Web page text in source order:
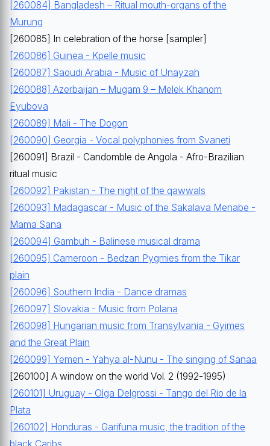
[260084] Bangladesh – Ritual mouth-organs of the
Murung
[260085] In celebration of the horse [sampler]
[260086] Guinea - Kpelle music
[260087] Saoudi Arabia - Music of Unayzah
[260088] Azerbaijan – Mugam 9 – Melek Khanom
Eyubova
[260089] Mali - The Dogon
[260090] Georgia - Vocal polyphonies from Svaneti
[260091] Brazil - Candomble de Angola - Afro-Brazilian
ritual music
[260092] Pakistan - The night of the qawwals
[260093] Madagascar - Music of the Sakalava Menabe -
Mama Sana
[260094] Gambuh - Balinese musical drama
[260095] Cameroon - Bedzan Pygmies from the Tikar
plain
[260096] Southern India - Dance dramas
[260097] Slovakia - Music from Polana
[260098] Hungarian music from Transylvania - Gyimes
and the Great Plain
[260099] Yemen - Yahya al-Nunu - The singing of Sanaa
[260100] A window on the world Vol. 2 (1992-1995)
[260101] Uruguay - Olga Delgrossi - Tango del Rio de la
Plata
[260102] Honduras - Garifuna music, the tradition of the